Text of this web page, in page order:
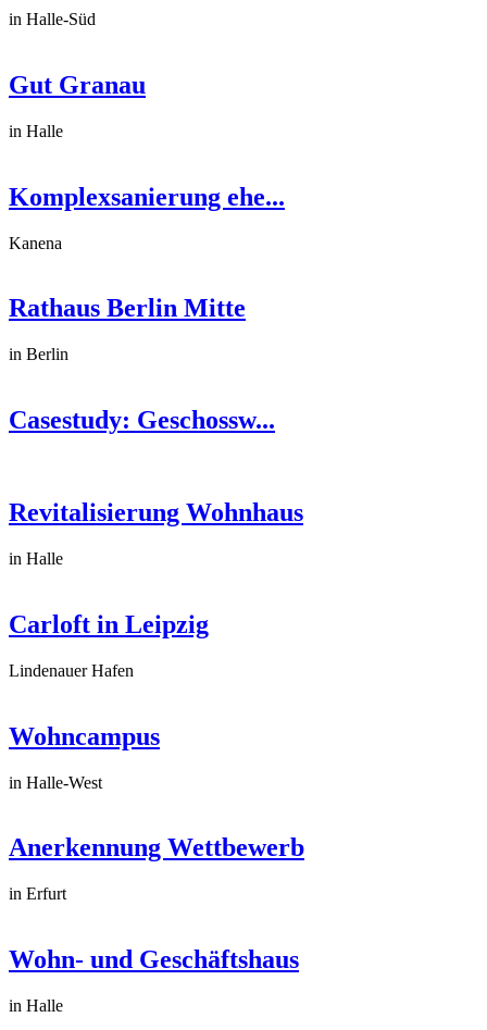
in Halle-Süd
Gut Granau
in Halle
Komplexsanierung ehe...
Kanena
Rathaus Berlin Mitte
in Berlin
Casestudy: Geschossw...
Revitalisierung Wohnhaus
in Halle
Carloft in Leipzig
Lindenauer Hafen
Wohncampus
in Halle-West
Anerkennung Wettbewerb
in Erfurt
Wohn- und Geschäftshaus
in Halle